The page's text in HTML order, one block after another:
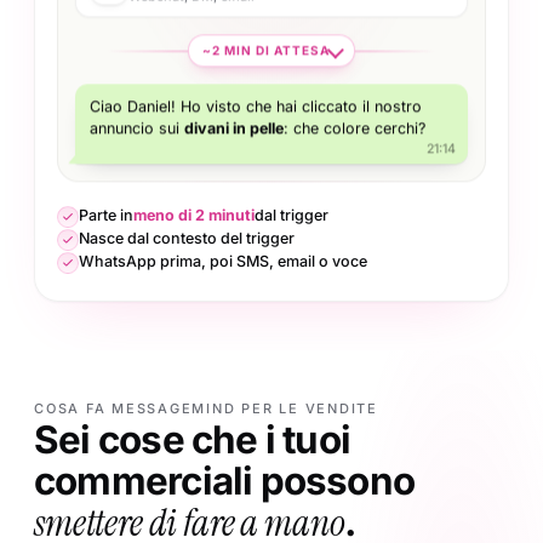
~2 MIN DI ATTESA
Ciao Daniel! Ho visto che hai cliccato il nostro
annuncio sui divani in pelle: che colore cerchi?
21:14
Parte inmeno di 2 minutidal trigger
Nasce dal contesto del trigger
WhatsApp prima, poi SMS, email o voce
COSA FA MESSAGEMIND PER LE VENDITE
Sei cose che i tuoi
commerciali possono
smettere di fare a mano.